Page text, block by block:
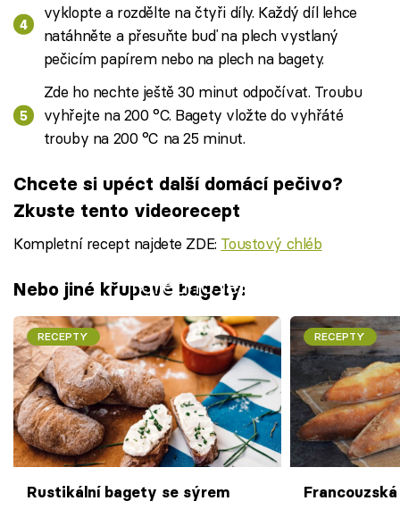
vyklopte a rozdělte na čtyři díly. Každý díl lehce
natáhněte a přesuňte buď na plech vystlaný
pečicím papírem nebo na plech na bagety.
Zde ho nechte ještě 30 minut odpočívat. Troubu
vyhřejte na 200 °C. Bagety vložte do vyhřáté
trouby na 200 °C na 25 minut.
Chcete si upéct další domácí pečivo?
Zkuste tento videorecept
Kompletní recept najdete ZDE: Toustový chléb
Failed to fetch
Nebo jiné křupavé bagety:
RECEPTY
Rustikální bagety se sýrem
RECEPTY